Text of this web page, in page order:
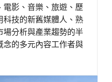
影、音樂、旅遊、歷
科技的新舊媒體人、熟
分析與產業趨勢的半
的多元內容工作者與